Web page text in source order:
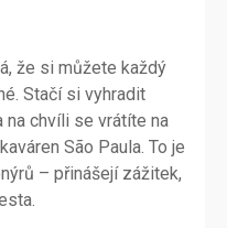
že si můžete každý
Stačí si vyhradit
na chvíli se vrátíte na
São Paula. To je
– přinášejí zážitek,